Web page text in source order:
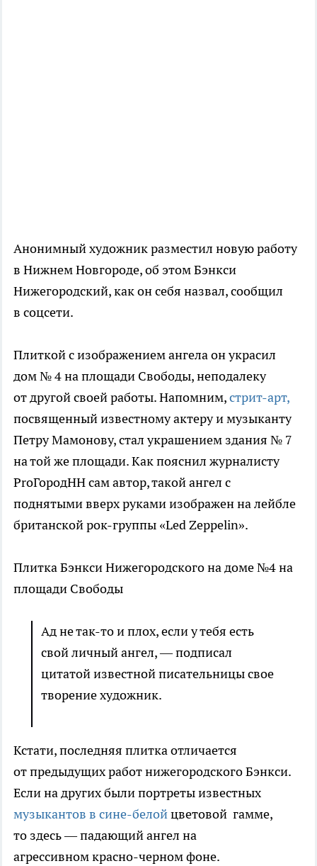
Анонимный художник разместил новую работу
в Нижнем Новгороде, об этом Бэнкси
Нижегородский, как он себя назвал, сообщил
в соцсети.
Плиткой с изображением ангела он украсил
дом № 4 на площади Свободы, неподалеку
от другой своей работы. Напомним,стрит-арт,
посвященный известному актеру и музыканту
Петру Мамонову, стал украшением здания № 7
на той же площади. Как пояснил журналисту
ProГородНН сам автор, такой ангел с
поднятыми вверх руками изображен на лейбле
британской рок-группы «Led Zeppelin».
Плитка Бэнкси Нижегородского на доме №4 на
площади Свободы
Ад не так-то и плох, если у тебя есть
свой личный ангел, — подписал
цитатой известной писательницы свое
творение художник.
Кстати, последняя плитка отличается
от предыдущих работ нижегородского Бэнкси.
Если на других были портреты известных
музыкантов в сине-белойцветовой гамме,
то здесь — падающий ангел на
агрессивном красно-черном фоне.